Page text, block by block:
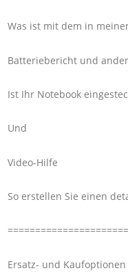
Was ist mit dem in
Batteriebericht und
Ist Ihr Notebook
Und
Video-Hilfe
So erstellen Sie einen
Ersatz- und Kaufoptionen